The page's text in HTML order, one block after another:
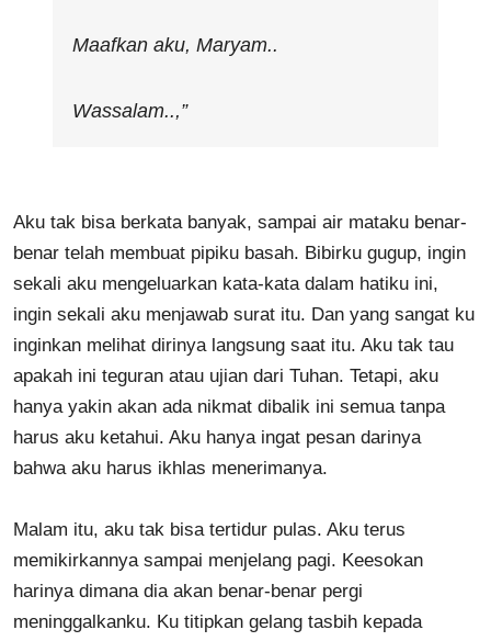
Maafkan aku, Maryam..
Wassalam..,”
Aku tak bisa berkata banyak, sampai air mataku benar-
benar telah membuat pipiku basah. Bibirku gugup, ingin
sekali aku mengeluarkan kata-kata dalam hatiku ini,
ingin sekali aku menjawab surat itu. Dan yang sangat ku
inginkan melihat dirinya langsung saat itu. Aku tak tau
apakah ini teguran atau ujian dari Tuhan. Tetapi, aku
hanya yakin akan ada nikmat dibalik ini semua tanpa
harus aku ketahui. Aku hanya ingat pesan darinya
bahwa aku harus ikhlas menerimanya.
Malam itu, aku tak bisa tertidur pulas. Aku terus
memikirkannya sampai menjelang pagi. Keesokan
harinya dimana dia akan benar-benar pergi
meninggalkanku. Ku titipkan gelang tasbih kepada